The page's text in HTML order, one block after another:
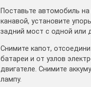
Поставьте автомобиль
канавой, установите
задний мост с одной или
Снимите капот,
батареи и от узлов
двигателе. Снимите
лампу.